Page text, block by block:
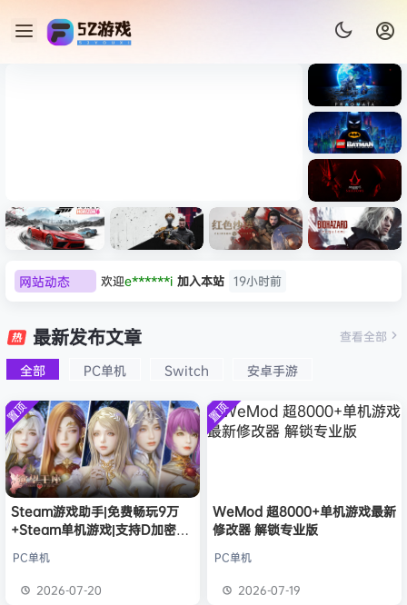
虚拟机版/Assassin’s Creed
HYPERVISOR》免安装中文
版
《识质存
在/PRAG
MATA》
免安装中
文版
《乐高蝙
蝠侠：黑
暗骑士之
Dark
Creed
拟机
速：地平
线
6（Forza
Horizon
6）免安装
中文版
心/Atomi
c
Heart》
文版
n Desert
HYPERVI
SOR）免
安装中文
版
9：安魂
Requiem
）免安装
中文版
网站动态 欢迎e******i 加入本站 19小时前
欢迎0**3
欢迎c***s 加入本站
22小时前
欢迎j***j 加入本站
8月6日
欢迎
1******4 加入本站 8月5日
l***g 签到获取
w******g 签到获取
欢迎w******g 加入本站
8月4日
欢迎D****Z 加入本站 5分钟前
2小时前
19小时前
最新发布文章
全部 PC单机 Switch 安卓手游
查看全部
置顶
Steam游戏助手|免费畅玩9万
+Steam单机游戏|支持D加密以
PC单机
2026-07-20
置顶
WeMod 超8000+单机游戏最新
修改器 解锁专业版
PC单机
2026-07-19